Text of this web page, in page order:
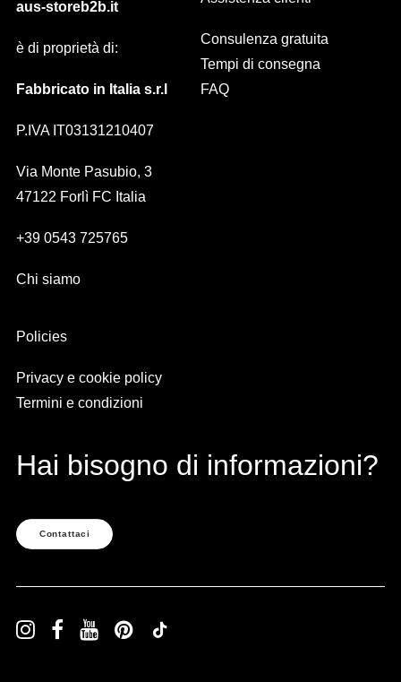
aus-storeb2b.it
è di proprietà di:
Fabbricato in Italia s.r.l
P.IVA IT03131210407
Via Monte Pasubio, 3
47122 Forlì FC Italia
+39 0543 725765
Chi siamo
Consulenza gratuita
Tempi di consegna
FAQ
Policies
Privacy e cookie policy
Termini e condizioni
Hai bisogno di informazioni?
Contattaci